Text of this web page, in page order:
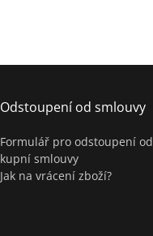
Odstoupení od smlouvy
Formulář pro odstoupení od
kupní smlouvy
Jak na vrácení zboží?